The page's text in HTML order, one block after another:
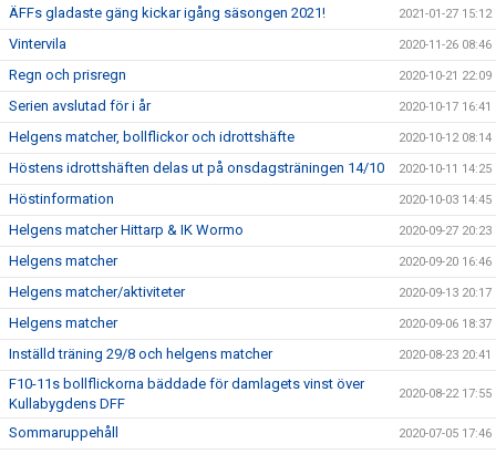
ÄFFs gladaste gäng kickar igång säsongen 2021! 2021-01-27 15:12
Vintervila 2020-11-26 08:46
Regn och prisregn 2020-10-21 22:09
Serien avslutad för i år 2020-10-17 16:41
Helgens matcher, bollflickor och idrottshäfte 2020-10-12 08:14
Höstens idrottshäften delas ut på onsdagsträningen 14/10 2020-10-11 14:25
Höstinformation 2020-10-03 14:45
Helgens matcher Hittarp & IK Wormo 2020-09-27 20:23
Helgens matcher 2020-09-20 16:46
Helgens matcher/aktiviteter 2020-09-13 20:17
Helgens matcher 2020-09-06 18:37
Inställd träning 29/8 och helgens matcher 2020-08-23 20:41
F10-11s bollflickorna bäddade för damlagets vinst över
Kullabygdens DFF
2020-08-22 17:55
Sommaruppehåll 2020-07-05 17:46